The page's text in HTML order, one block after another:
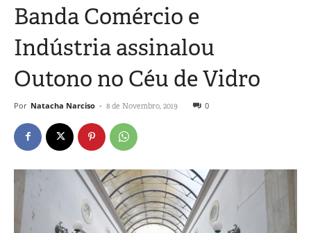
Banda Comércio e
Indústria assinalou
Outono no Céu de Vidro
Por Natacha Narciso - 8 de Novembro, 2019 0